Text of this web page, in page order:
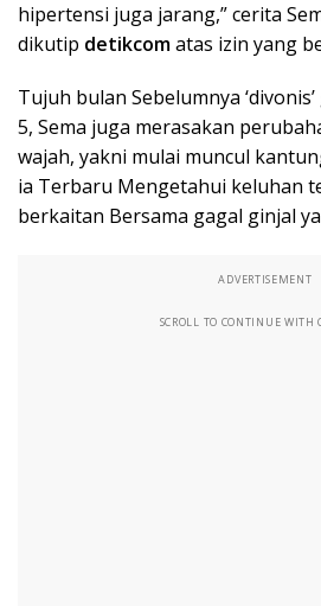
hipertensi juga jarang,” cerita
dikutip detikcomatas izin yang
Tujuh bulan Sebelumnya
5, Sema juga merasakan
wajah, yakni mulai muncul
ia Terbaru Mengetahui keluhan
berkaitan Bersama gagal ginjal
ADVERTISEMENT
SCROLL TO CONTINUE WITH